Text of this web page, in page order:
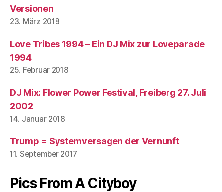
Versionen
23. März 2018
Love Tribes 1994 – Ein DJ Mix zur Loveparade
1994
25. Februar 2018
DJ Mix: Flower Power Festival, Freiberg 27. Juli
2002
14. Januar 2018
Trump = Systemversagen der Vernunft
11. September 2017
Pics From A Cityboy